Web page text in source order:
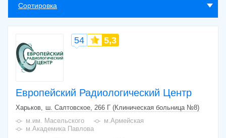
Сортировка
Европейский Радиологический Центр
54 5,3
Харьков
ш. Салтовское, 266 Г (Клиническая больница №8)
м.им. Масельского
м.Армейская
м.Академика Павлова